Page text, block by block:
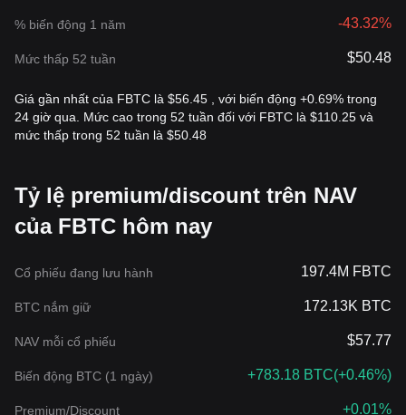
% biến động 1 năm -43.32%
Mức thấp 52 tuần $50.48
Giá gần nhất của FBTC là $56.45 , với biến động +0.69% trong
24 giờ qua. Mức cao trong 52 tuần đối với FBTC là $110.25 và
mức thấp trong 52 tuần là $50.48
Tỷ lệ premium/discount trên NAV
của FBTC hôm nay
Cổ phiếu đang lưu hành 197.4M FBTC
BTC nắm giữ 172.13K BTC
NAV mỗi cổ phiếu $57.77
Biến động BTC (1 ngày) +783.18 BTC(+0.46%)
Premium/Discount +0.01%